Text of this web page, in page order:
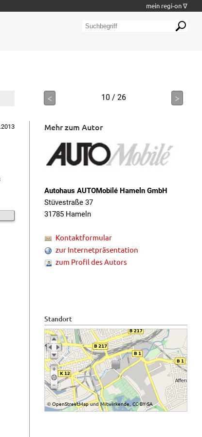
< 10 / 26 >
Mehr zum Autor
Autohaus AUTOMobilé Hameln GmbH
Stüvestraße 37
31785 Hameln
Kontaktformular
zur Internetpräsentation
zum Profil des Autors
Standort
©OpenStreetMapundMitwirkende CC-BY-SA
mein regi-on ∇